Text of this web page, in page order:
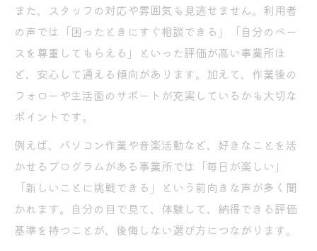
無理なく通い続けられる就労継続支援B型の
条件
日常リズムを支える就労継続支援B型の魅力
利用者目線で選ぶ長く通える就労継続支援B
型
安定して続けやすい就労継続支援B型の見極
め方
また、スタッフの対応や雰囲気も見逃せません。利用者
の声では「困ったときにすぐ相談できる」「自分のペー
スを尊重してもらえる」といった評価が高い事業所ほ
ど、安心して通える傾向があります。加えて、作業後の
フォローや生活面のサポートが充実しているかも大切な
ポイントです。
例えば、パソコン作業や音楽活動など、好きなことを活
かせるプログラムがある事業所では「毎日が楽しい」
「新しいことに挑戦できる」という前向きな声が多く聞
かれます。自分の目で見て、体験して、納得できる評価
基準を持つことが、後悔しない選び方につながります。